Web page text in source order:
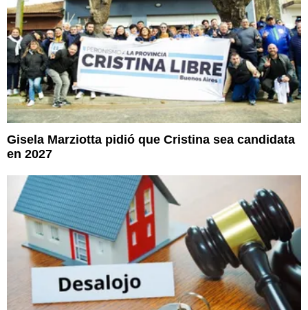
Gisela Marziotta pidió que Cristina sea candidata
en 2027